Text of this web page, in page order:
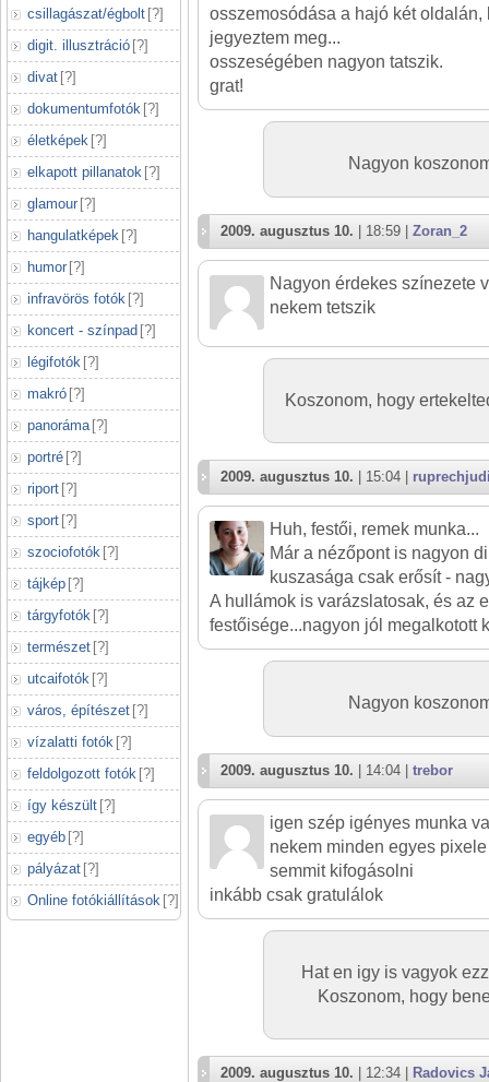
csillagászat/égbolt [?]
digit. illusztráció [?]
divat [?]
dokumentumfotók [?]
életképek [?]
elkapott pillanatok [?]
glamour [?]
hangulatképek [?]
humor [?]
infravörös fotók [?]
koncert - színpad [?]
légifotók [?]
makró [?]
panoráma [?]
portré [?]
riport [?]
sport [?]
szociofotók [?]
tájkép [?]
tárgyfotók [?]
természet [?]
utcaifotók [?]
város, építészet [?]
vízalatti fotók [?]
feldolgozott fotók [?]
így készült [?]
egyéb [?]
pályázat [?]
Online fotókiállítások [?]
osszemosódása a hajó két
jegyeztem meg...
osszeségében nagyon tatszik.
grat!
Nagyon
2009. augusztus 10. | 18:59 | Zoran_2
Nagyon érdekes színezete
nekem tetszik
Koszonom, hogy
2009. augusztus 10. | 15:04 |
Huh, festői, remek munka...
Már a nézőpont is nagyon
kuszasága csak erősít -
A hullámok is varázslatosak, és az
festőisége...nagyon jól megalkotott
Nagyon
2009. augusztus 10. | 14:04 | trebor
igen szép igényes munka
nekem minden egyes
semmit kifogásolni
inkább csak gratulálok
Hat en igy is vagyok
Koszonom, hogy
2009. augusztus 10. | 12:34 | Radovics